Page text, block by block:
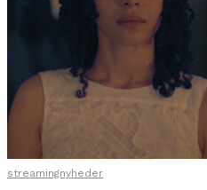
streamingnyheder